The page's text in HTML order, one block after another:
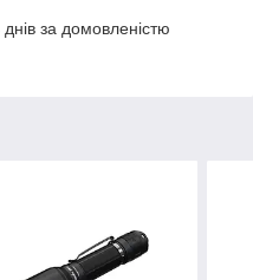
за домовленістю